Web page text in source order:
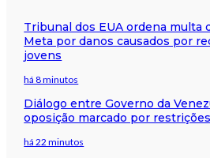
Tribunal dos EUA ordena multa
Meta por danos causados por
jovens
há 8 minutos
Diálogo entre Governo da
oposição marcado por
há 22 minutos